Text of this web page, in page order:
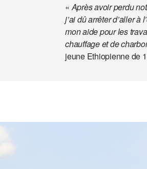
«Après avoir perdu
j’ai dû arrêter d’aller à
mon aide pour les
chauffage et de
jeune Ethiopienne de